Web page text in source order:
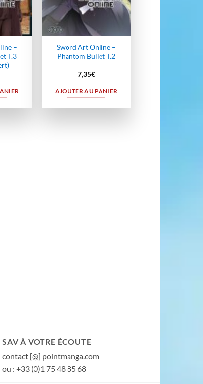
–
T.3
Sword Art Online –
Phantom Bullet T.2
7,35€
AJOUTER AU PANIER
SAV À VOTRE ÉCOUTE
contact [@] pointmanga.com
ou : +33 (0)1 75 48 85 68